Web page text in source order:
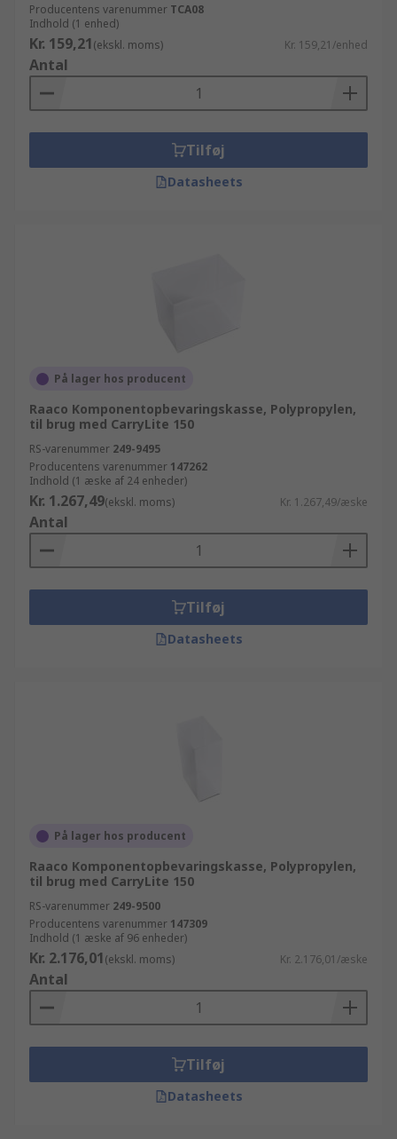
Producentens varenummer TCA08
Indhold (1 enhed)
Kr. 159,21(ekskl. moms) Kr. 159,21/enhed
Antal
Tilføj
Datasheets
På lager hos producent
Raaco Komponentopbevaringskasse, Polypropylen,
til brug med CarryLite 150
RS-varenummer 249-9495
Producentens varenummer 147262
Indhold (1 æske af 24 enheder)
Kr. 1.267,49(ekskl. moms) Kr. 1.267,49/æske
Antal
Tilføj
Datasheets
På lager hos producent
Raaco Komponentopbevaringskasse, Polypropylen,
til brug med CarryLite 150
RS-varenummer 249-9500
Producentens varenummer 147309
Indhold (1 æske af 96 enheder)
Kr. 2.176,01(ekskl. moms) Kr. 2.176,01/æske
Antal
Tilføj
Datasheets